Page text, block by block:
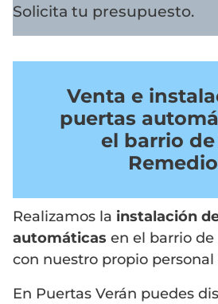
Solicita tu presupuesto.
Venta e
puertas
el barrio de
Realizamos la instalación
automáticas en el barrio de
con nuestro propio
En Puertas Verán puedes